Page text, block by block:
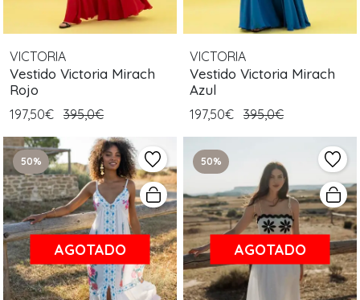
VICTORIA
Vestido Victoria Mirach
Rojo
197,50€ 395,0€
VICTORIA
Vestido Victoria Mirach
Azul
197,50€ 395,0€
50%
AGOTADO
50%
AGOTADO